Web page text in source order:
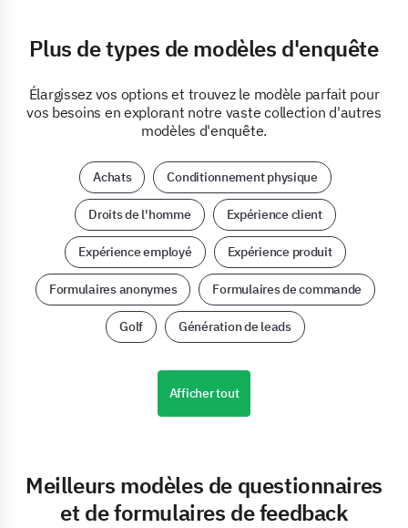
Plus de types de modèles d'enquête
Élargissez vos options et trouvez le modèle parfait pour
vos besoins en explorant notre vaste collection d'autres
modèles d'enquête.
Achats Conditionnement physique
Droits de l'homme Expérience client
Expérience employé Expérience produit
Formulaires anonymes Formulaires de commande
Golf Génération de leads
Afficher tout
Meilleurs modèles de questionnaires
et de formulaires de feedback